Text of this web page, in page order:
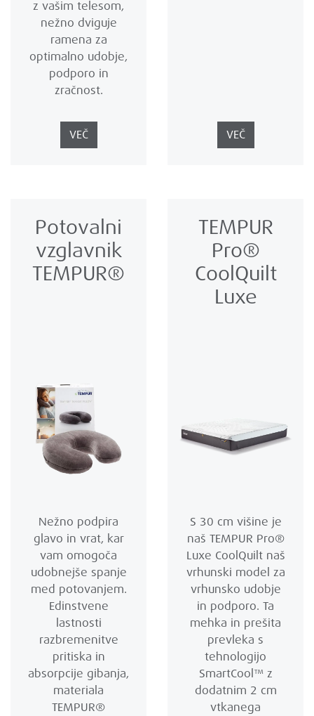
z vašim telesom,
nežno dviguje
ramena za
optimalno udobje,
podporo in
zračnost.
VEČ VEČ
Potovalni
vzglavnik
TEMPUR®
Nežno podpira
glavo in vrat, kar
vam omogoča
udobnejše spanje
med potovanjem.
Edinstvene
lastnosti
razbremenitve
pritiska in
absorpcije gibanja,
materiala
TEMPUR®
TEMPUR
Pro®
CoolQuilt
Luxe
S 30 cm višine je
naš TEMPUR Pro®
Luxe CoolQuilt naš
vrhunski model za
vrhunsko udobje
in podporo. Ta
mehka in prešita
prevleka s
tehnologijo
SmartCool™ z
dodatnim 2 cm
vtkanega